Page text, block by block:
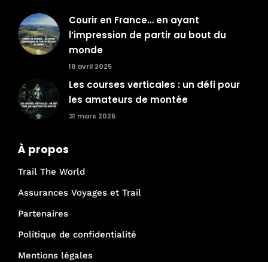
Courir en France… en ayant
l’impression de partir au bout du
monde
18 avril 2025
Les courses verticales : un défi pour
les amateurs de montée
31 mars 2025
À propos
Trail The World
Assurances Voyages et Trail
Partenaires
Politique de confidentialité
Mentions légales